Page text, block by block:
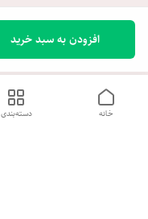
افزودن به سبد خرید
دسته‌بندی خانه